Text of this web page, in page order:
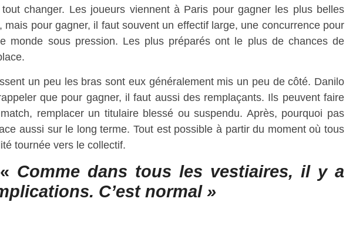
changer. Les joueurs viennent à Paris pour gagner les plus belles
mais pour gagner, il faut souvent un effectif large, une concurrence pour
monde sous pression. Les plus préparés ont le plus de chances de
un peu les bras sont eux généralement mis un peu de côté. Danilo
que pour gagner, il faut aussi des remplaçants. Ils peuvent faire
remplacer un titulaire blessé ou suspendu. Après, pourquoi pas
aussi sur le long terme. Tout est possible à partir du moment où tous
tournée vers le collectif.
Comme dans tous les vestiaires, il y a
C’est normal »